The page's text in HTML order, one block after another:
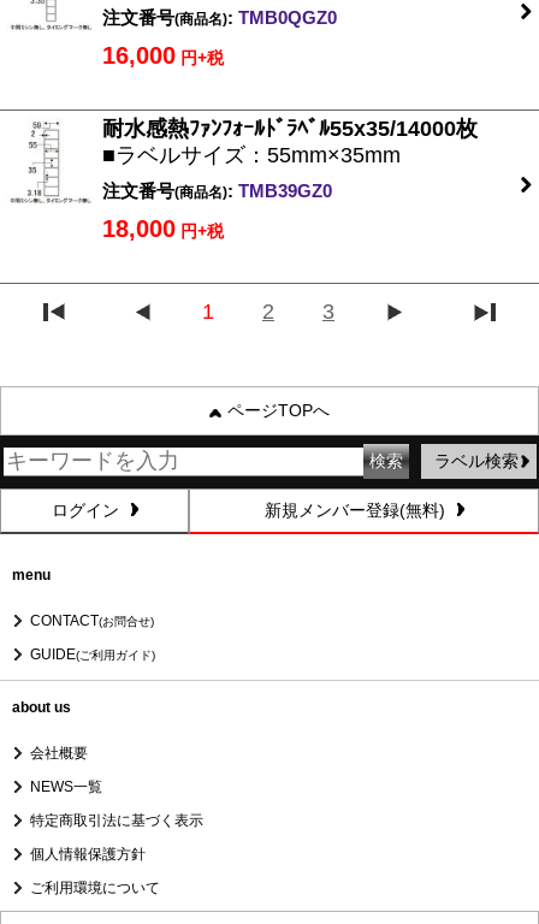
注文番号(商品名): TMB0QGZ0
16,000 円+税
耐水感熱ﾌｧﾝﾌｫｰﾙﾄﾞﾗﾍﾞﾙ55x35/14000枚
■ラベルサイズ：55mm×35mm
注文番号(商品名): TMB39GZ0
18,000 円+税
1 2 3
ページTOPへ
ラベル検索
ログイン 新規メンバー登録(無料)
menu
CONTACT(お問合せ)
GUIDE(ご利用ガイド)
about us
会社概要
NEWS一覧
特定商取引法に基づく表示
個人情報保護方針
ご利用環境について